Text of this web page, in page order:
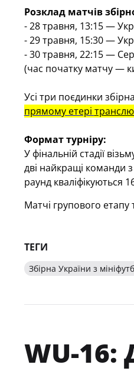
Розклад матчів
-28 травня, 13:15 —
-29 травня, 15:30 —
-30 травня, 22:15 —
(час початку матчу—
прямому етері
Формат турніру:
У фінальній стадії
дві найкращі команди
раунд кваліфікуються
Матчі групового
ТЕГИ
Збірна України з
WU-16: